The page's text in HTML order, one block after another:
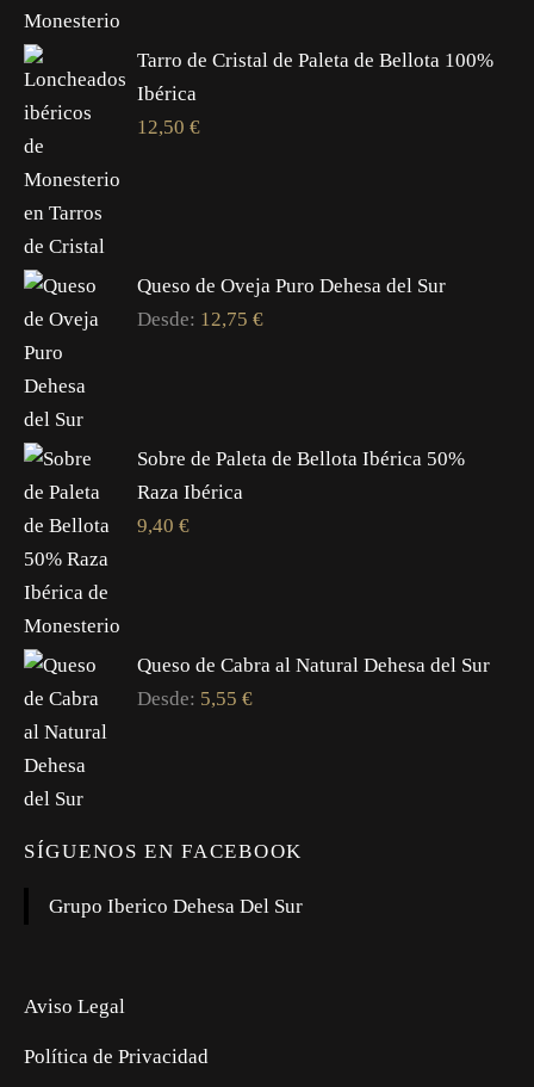
Tarro de Cristal de Paleta de Bellota 100%
Ibérica
12,50 €
Queso de Oveja Puro Dehesa del Sur
Desde: 12,75 €
Sobre de Paleta de Bellota Ibérica 50%
Raza Ibérica
9,40 €
Queso de Cabra al Natural Dehesa del Sur
Desde: 5,55 €
SÍGUENOS EN FACEBOOK
Grupo Iberico Dehesa Del Sur
Aviso Legal
Política de Privacidad